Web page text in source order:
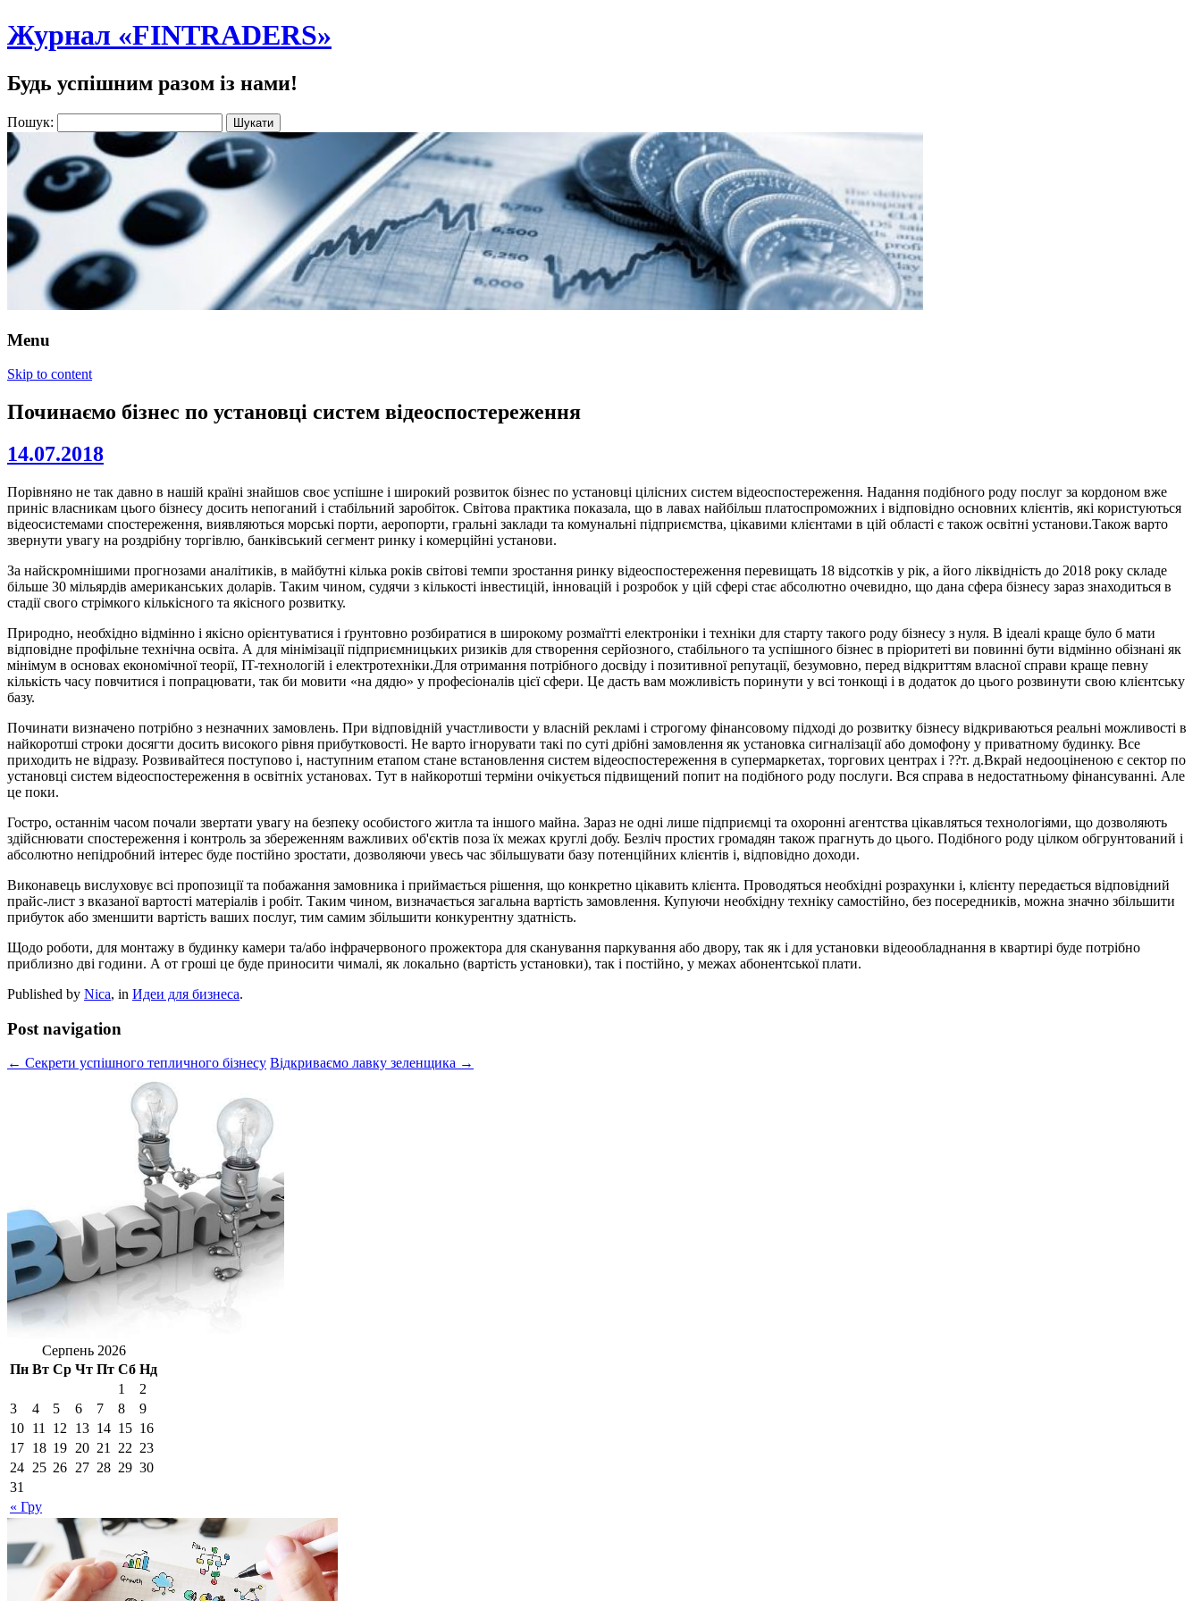
Журнал «FINTRADERS»
Будь успішним разом із нами!
Пошук:
Menu
Skip to content
Починаємо бізнес по установці систем відеоспостереження
14.07.2018
Порівняно не так давно в нашій країні знайшов своє успішне і широкий розвиток бізнес по установці цілісних систем відеоспостереження. Надання подібного роду послуг за кордоном вже
приніс власникам цього бізнесу досить непоганий і стабільний заробіток. Світова практика показала, що в лавах найбільш платоспроможних і відповідно основних клієнтів, які користуються
відеосистемами спостереження, виявляються морські порти, аеропорти, гральні заклади та комунальні підприємства, цікавими клієнтами в цій області є також освітні установи.Також варто
звернути увагу на роздрібну торгівлю, банківський сегмент ринку і комерційні установи.
За найскромнішими прогнозами аналітиків, в майбутні кілька років світові темпи зростання ринку відеоспостереження перевищать 18 відсотків у рік, а його ліквідність до 2018 року складе
більше 30 мільярдів американських доларів. Таким чином, судячи з кількості інвестицій, інновацій і розробок у цій сфері стає абсолютно очевидно, що дана сфера бізнесу зараз знаходиться в
стадії свого стрімкого кількісного та якісного розвитку.
Природно, необхідно відмінно і якісно орієнтуватися і ґрунтовно розбиратися в широкому розмаїтті електроніки і техніки для старту такого роду бізнесу з нуля. В ідеалі краще було б мати
відповідне профільне технічна освіта. А для мінімізації підприємницьких ризиків для створення серйозного, стабільного та успішного бізнес в пріоритеті ви повинні бути відмінно обізнані як
мінімум в основах економічної теорії, IT-технологій і електротехніки.Для отримання потрібного досвіду і позитивної репутації, безумовно, перед відкриттям власної справи краще певну
кількість часу повчитися і попрацювати, так би мовити «на дядю» у професіоналів цієї сфери. Це дасть вам можливість поринути у всі тонкощі і в додаток до цього розвинути свою клієнтську
базу.
Починати визначено потрібно з незначних замовлень. При відповідній участливости у власній рекламі і строгому фінансовому підході до розвитку бізнесу відкриваються реальні можливості в
найкоротші строки досягти досить високого рівня прибутковості. Не варто ігнорувати такі по суті дрібні замовлення як установка сигналізації або домофону у приватному будинку. Все
приходить не відразу. Розвивайтеся поступово і, наступним етапом стане встановлення систем відеоспостереження в супермаркетах, торгових центрах і ??т. д.Вкрай недооціненою є сектор по
установці систем відеоспостереження в освітніх установах. Тут в найкоротші терміни очікується підвищений попит на подібного роду послуги. Вся справа в недостатньому фінансуванні. Але
це поки.
Гостро, останнім часом почали звертати увагу на безпеку особистого житла та іншого майна. Зараз не одні лише підприємці та охоронні агентства цікавляться технологіями, що дозволяють
здійснювати спостереження і контроль за збереженням важливих об'єктів поза їх межах круглі добу. Безліч простих громадян також прагнуть до цього. Подібного роду цілком обгрунтований і
абсолютно непідробний інтерес буде постійно зростати, дозволяючи увесь час збільшувати базу потенційних клієнтів і, відповідно доходи.
Виконавець вислуховує всі пропозиції та побажання замовника і приймається рішення, що конкретно цікавить клієнта. Проводяться необхідні розрахунки і, клієнту передається відповідний
прайс-лист з вказаної вартості матеріалів і робіт. Таким чином, визначається загальна вартість замовлення. Купуючи необхідну техніку самостійно, без посередників, можна значно збільшити
прибуток або зменшити вартість ваших послуг, тим самим збільшити конкурентну здатність.
Щодо роботи, для монтажу в будинку камери та/або інфрачервоного прожектора для сканування паркування або двору, так як і для установки відеообладнання в квартирі буде потрібно
приблизно дві години. А от гроші це буде приносити чималі, як локально (вартість установки), так і постійно, у межах абонентської плати.
Published by Nica, in Идеи для бизнеса.
Post navigation
← Секрети успішного тепличного бізнесу Відкриваємо лавку зеленщика →
Серпень 2026
Пн Вт Ср Чт Пт Сб Нд
« Гру
1
2
3
4 5 6 7 8
9
10 11 12 13 14 15 16
17 18 19 20 21 22 23
24 25 26 27 28 29 30
31